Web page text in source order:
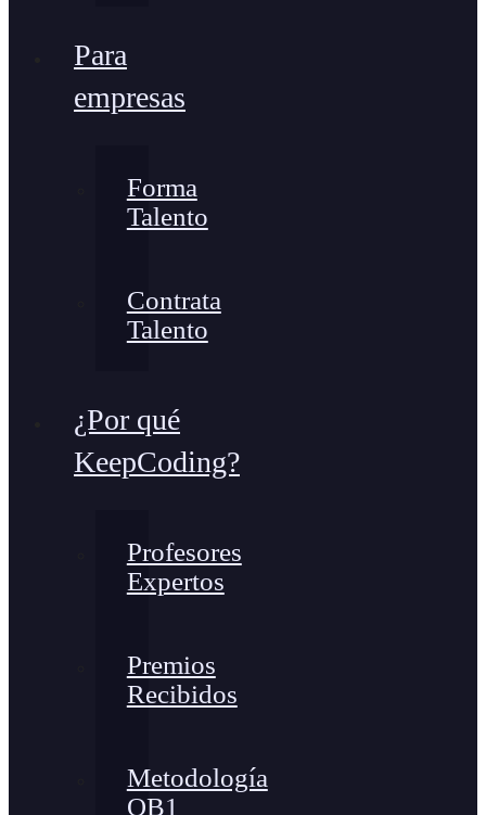
Para
empresas
Forma
Talento
Contrata
Talento
¿Por qué
KeepCoding?
Profesores
Expertos
Premios
Recibidos
Metodología
OB1